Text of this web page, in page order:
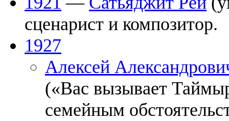
сценарист и композитор.
1927
Алексей
(«Вас вызывает
семейным